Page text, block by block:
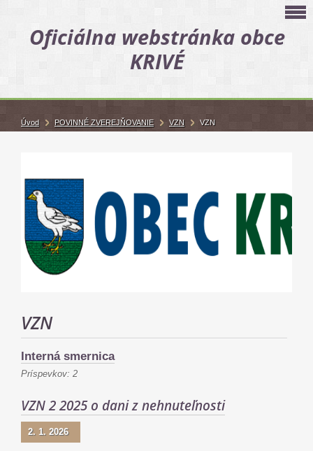
Oficiálna webstránka obce
KRIVÉ
VZN
Interná smernica
Príspevkov: 2
VZN 2 2025 o dani z nehnuteľnosti
2. 1. 2026
Úvod POVINNÉ ZVEREJŇOVANIE VZN VZN